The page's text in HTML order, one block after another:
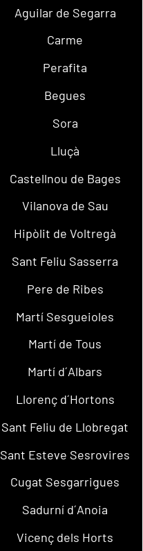
Aguilar de Segarra
Carme
Perafita
Begues
Sora
Lluçà
Castellnou de Bages
Vilanova de Sau
Hipòlit de Voltregà
Sant Feliu Sasserra
Pere de Ribes
Martí Sesgueioles
Martí de Tous
Martí d´Albars
Llorenç d´Hortons
Sant Feliu de Llobregat
Sant Esteve Sesrovires
Cugat Sesgarrigues
Sadurní d´Anoia
Vicenç dels Horts